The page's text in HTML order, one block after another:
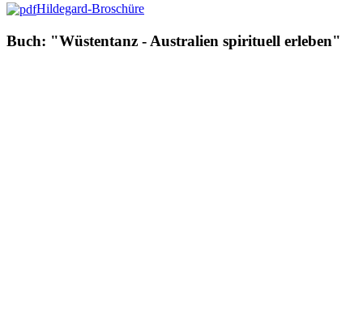
Hildegard-Broschüre
Buch: "Wüstentanz - Australien spirituell erleben"